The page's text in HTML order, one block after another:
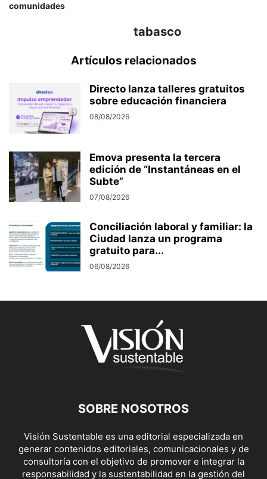
comunidades
tabasco
Artículos relacionados
Directo lanza talleres gratuitos
sobre educación financiera
08/08/2026
Emova presenta la tercera
edición de “Instantáneas en el
Subte”
07/08/2026
Conciliación laboral y familiar: la
Ciudad lanza un programa
gratuito para...
06/08/2026
SOBRE NOSOTROS
Visión Sustentable es una editorial especializada en
generar contenidos editoriales, comunicacionales y de
consultoría con el objetivo de promover e integrar la
responsabilidad y la sustentabilidad en la gestión del